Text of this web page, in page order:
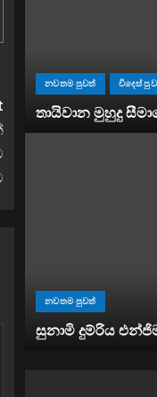
නවතම පුවත් විදෙස්
තායිවාන මුහුදු
නවතම පුවත්
සුනාමි දුම්රිය